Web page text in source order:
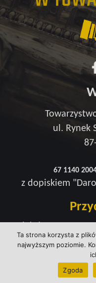
Ta strona korzysta z
najwyższym poziomie.
Zgoda
ul. Rynek
67 1140
z dopiskiem
Strefa wsparcia
Polityka prywatności